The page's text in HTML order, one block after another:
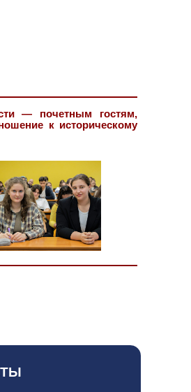
— почетным гостям,
к историческому